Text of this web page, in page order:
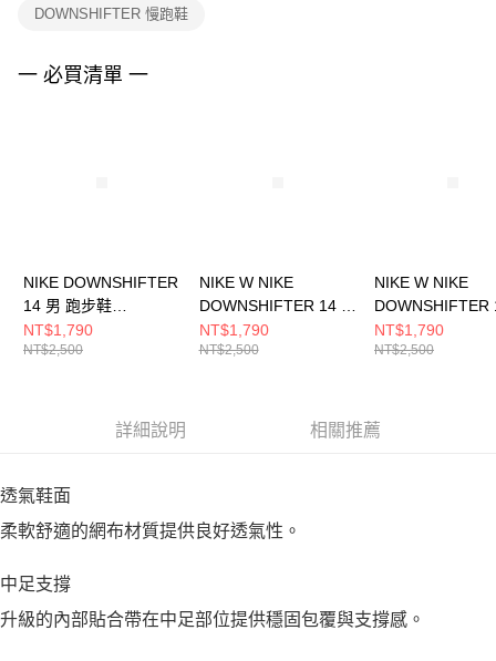
３．未成年的使用者請事先徵得法定代理人或監護人之同意方可使用
４．使用「AFTEE先享後付」時，將依據個別帳號之用戶狀況，依本公司即
DOWNSHIFTER 慢跑鞋
一 必買清單 一
NIKE DOWNSHIFTER
14 男 跑步鞋
IB1895002
NT$1,790
NT$2,500
NIKE W NIKE
DOWNSHIFTER 14 女
跑步鞋 IB1899100
NT$1,790
NT$2,500
NIKE W NIKE
DOWNSHIFTER
跑步鞋
NT$1,790
NT$2,500
詳細說明 相關推薦
透氣鞋面
柔軟舒適的網布材質提供良好透氣性。
中足支撐
升級的內部貼合帶在中足部位提供穩固包覆與支撐感。